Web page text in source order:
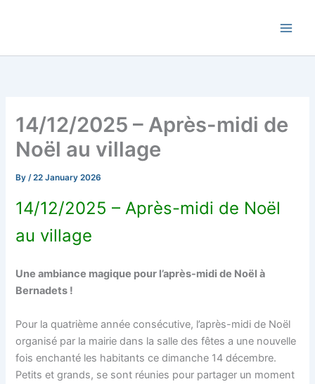
14/12/2025 – Après-midi de
Noël au village
By/22 January 2026
14/12/2025 – Après-midi de Noël
au village
Une ambiance magique pour l’après-midi de Noël à
Bernadets !
Pour la quatrième année consécutive, l’après-midi de Noël
organisé par la mairie dans la salle des fêtes a une nouvelle
fois enchanté les habitants ce dimanche 14 décembre.
Petits et grands, se sont réunies pour partager un moment